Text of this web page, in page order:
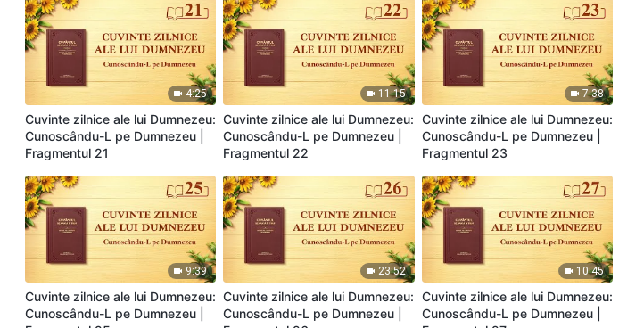
4:25
Cuvinte zilnice ale lui Dumnezeu:
Cunoscându-L pe Dumnezeu |
Fragmentul 21
11:15
Cuvinte zilnice ale lui Dumnezeu:
Cunoscându-L pe Dumnezeu |
Fragmentul 22
7:38
Cuvinte zilnice ale lui Dumnezeu:
Cunoscându-L pe Dumnezeu |
Fragmentul 23
9:39
Cuvinte zilnice ale lui Dumnezeu:
Cunoscându-L pe Dumnezeu |
23:52
Cuvinte zilnice ale lui Dumnezeu:
Cunoscându-L pe Dumnezeu |
10:45
Cuvinte zilnice ale lui Dumnezeu:
Cunoscându-L pe Dumnezeu |